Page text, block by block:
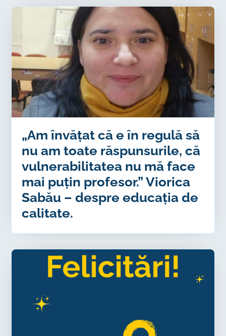
„Am învățat că e în regulă să
nu am toate răspunsurile, că
vulnerabilitatea nu mă face
mai puțin profesor.” Viorica
Sabău – despre educația de
calitate.